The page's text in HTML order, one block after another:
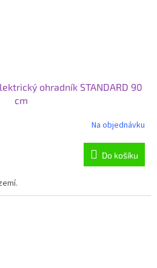
ohradník STANDARD 90
cm
Na objednávku
Do košíku